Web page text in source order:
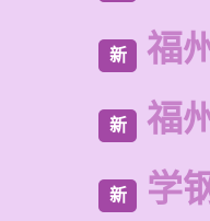
新 福
新 福
新 学